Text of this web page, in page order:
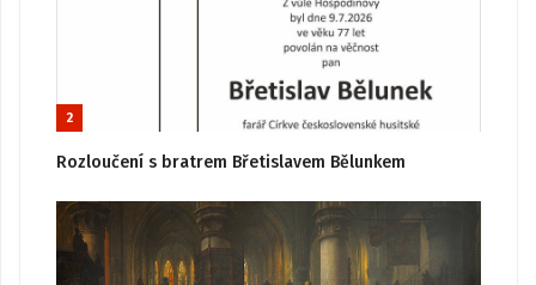
2
Rozloučení s bratrem Břetislavem Bělunkem